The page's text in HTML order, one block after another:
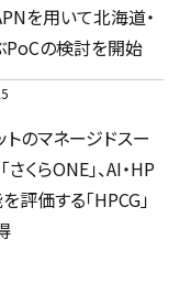
を用いて北海道・
の検討を開始
トのマネージドスー
くらONE」、AI・HP
評価する「HPCG」